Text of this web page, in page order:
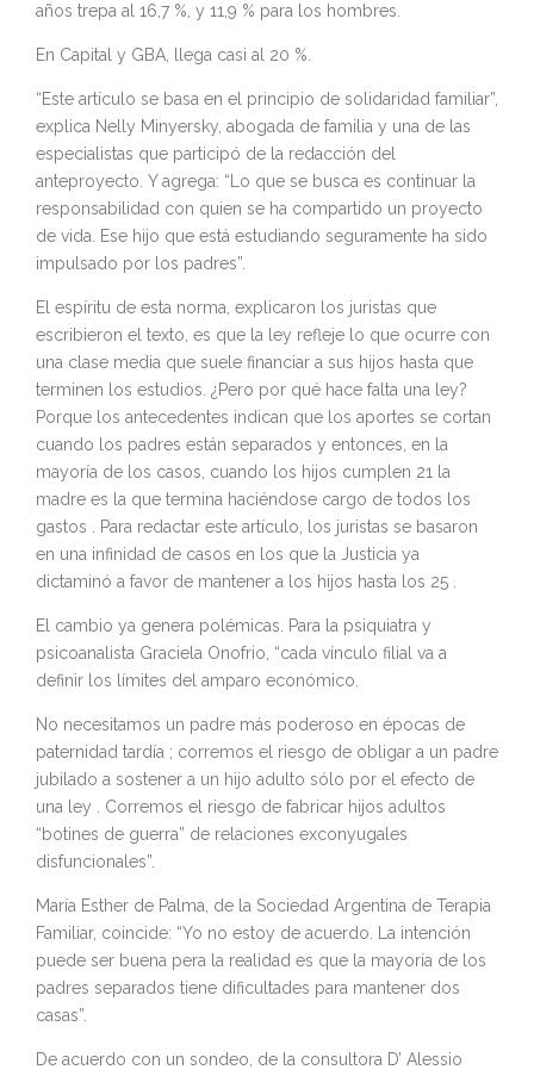
años trepa al 16,7 %, y 11,9 % para los hombres.
En Capital y GBA, llega casi al 20 %.
“Este artículo se basa en el principio de solidaridad familiar”,
explica Nelly Minyersky, abogada de familia y una de las
especialistas que participó de la redacción del
anteproyecto. Y agrega: “Lo que se busca es continuar la
responsabilidad con quien se ha compartido un proyecto
de vida. Ese hijo que está estudiando seguramente ha sido
impulsado por los padres”.
El espíritu de esta norma, explicaron los juristas que
escribieron el texto, es que la ley refleje lo que ocurre con
una clase media que suele financiar a sus hijos hasta que
terminen los estudios. ¿Pero por qué hace falta una ley?
Porque los antecedentes indican que los aportes se cortan
cuando los padres están separados y entonces, en la
mayoría de los casos, cuando los hijos cumplen 21 la
madre es la que termina haciéndose cargo de todos los
gastos . Para redactar este artículo, los juristas se basaron
en una infinidad de casos en los que la Justicia ya
dictaminó a favor de mantener a los hijos hasta los 25 .
El cambio ya genera polémicas. Para la psiquiatra y
psicoanalista Graciela Onofrio, “cada vínculo filial va a
definir los límites del amparo económico.
No necesitamos un padre más poderoso en épocas de
paternidad tardía ; corremos el riesgo de obligar a un padre
jubilado a sostener a un hijo adulto sólo por el efecto de
una ley . Corremos el riesgo de fabricar hijos adultos
“botines de guerra” de relaciones exconyugales
disfuncionales”.
María Esther de Palma, de la Sociedad Argentina de Terapia
Familiar, coincide: “Yo no estoy de acuerdo. La intención
puede ser buena pera la realidad es que la mayoría de los
padres separados tiene dificultades para mantener dos
casas”.
De acuerdo con un sondeo, de la consultora D’ Alessio